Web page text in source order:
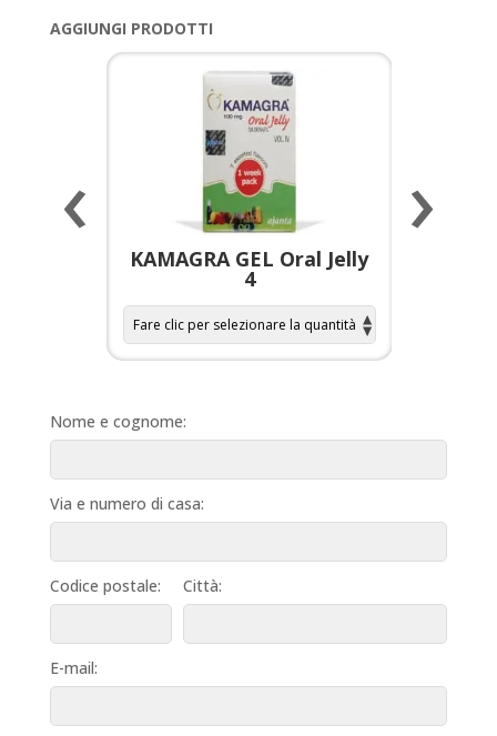
AGGIUNGI PRODOTTI
KAMAGRA GEL Oral Jelly
4
‹ ›
Nome e cognome:
Via e numero di casa:
Codice postale: Città:
E-mail: